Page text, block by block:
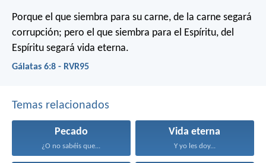
Porque el que siembra para su carne, de la carne segará
corrupción; pero el que siembra para el Espíritu, del
Espíritu segará vida eterna.
Gálatas 6:8 - RVR95
Temas relacionados
Pecado
¿O no sabéis que...
Vida eterna
Y yo les doy...